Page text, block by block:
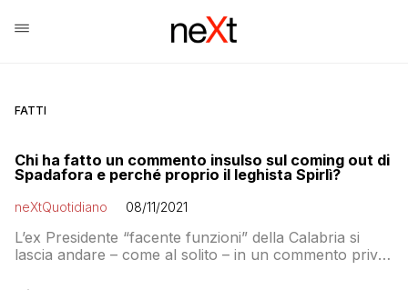
FATTI
Chi ha fatto un commento insulso sul coming out di
Spadafora e perché proprio il leghista Spirlì?
neXtQuotidiano 08/11/2021
L’ex Presidente “facente funzioni” della Calabria si
lascia andare – come al solito – in un commento privo